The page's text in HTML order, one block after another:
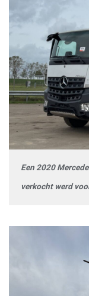
Een 2020
verkocht werd